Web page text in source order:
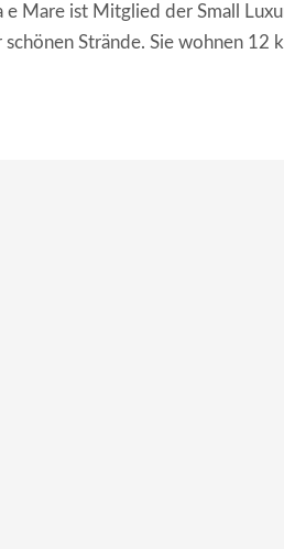
e Mare ist Mitglied der Small
schönen Strände. Sie wohnen